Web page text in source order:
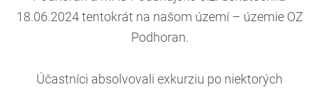
18.06.2024 tentokrát na našom území – územie OZ
Podhoran.
Účastníci absolvovali exkurziu po niektorých